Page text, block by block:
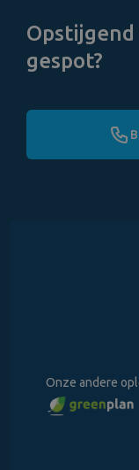
gespot?
Onze andere